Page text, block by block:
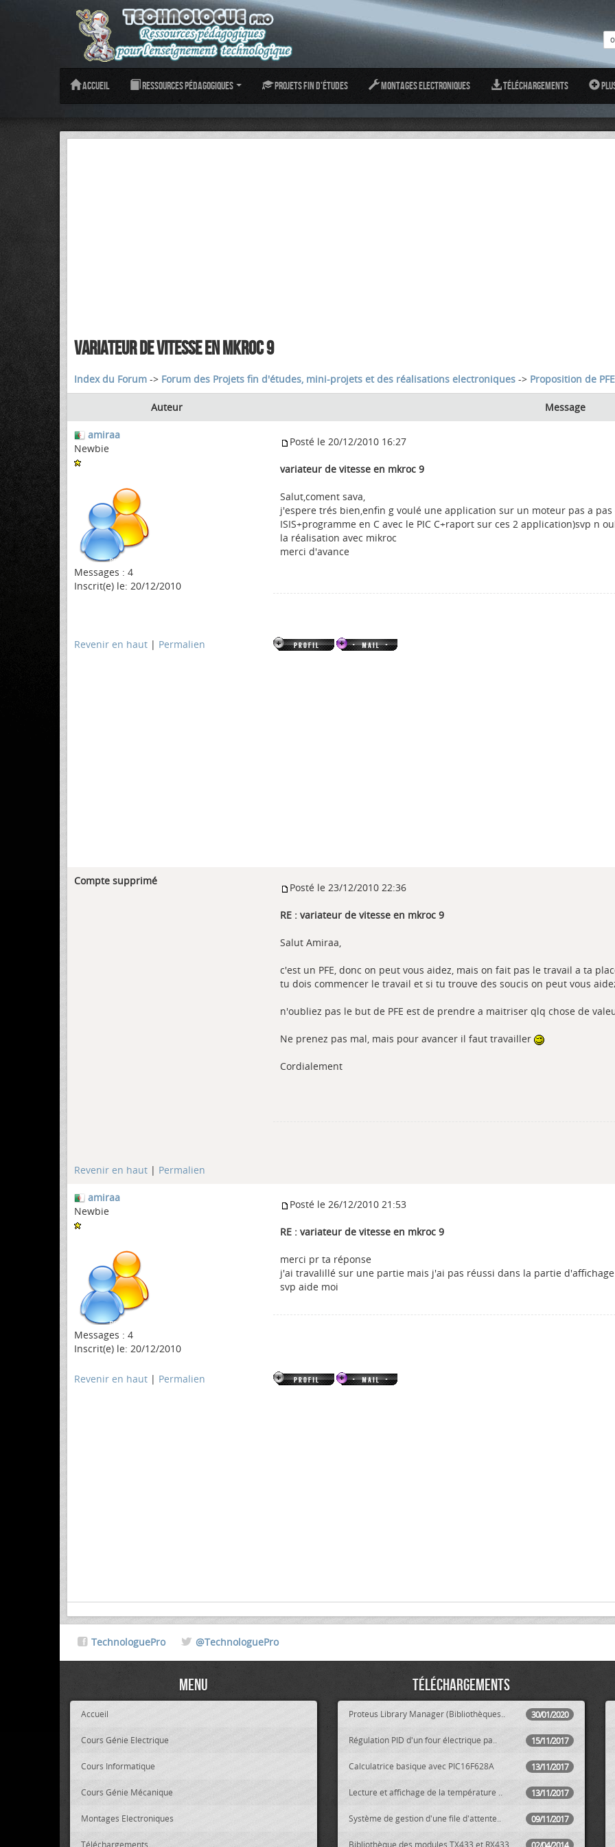
Accueil Ressources pédagogiques Projets fin d'études Montages Electroniques Téléchargements
VARIATEUR DE VITESSE EN MKROC 9
Index du Forum -> Forum des Projets fin d'études, mini-projets et des réalisations electroniques -> Proposition de PFE
Auteur Message
amiraa
Newbie
Messages : 4
Inscrit(e) le: 20/12/2010
Posté le 20/12/2010 16:27
variateur de vitesse en mkroc 9
Salut,coment sava,
j'espere trés bien,enfin g voulé une application sur un moteur pas a
ISIS+programme en C avec le PIC C+raport sur ces 2 application)svp n
la réalisation avec mikroc
merci d'avance
Revenir en haut | Permalien
Compte supprimé
Posté le 23/12/2010 22:36
RE : variateur de vitesse en mkroc 9
Salut Amiraa,
c'est un PFE, donc on peut vous aidez, mais on fait pas le travail a ta
tu dois commencer le travail et si tu trouve des soucis on peut vous
n'oubliez pas le but de PFE est de prendre a maitriser qlq chose de
Ne prenez pas mal, mais pour avancer il faut travailler
Cordialement
Revenir en haut | Permalien
amiraa
Newbie
Messages : 4
Inscrit(e) le: 20/12/2010
Posté le 26/12/2010 21:53
RE : variateur de vitesse en mkroc 9
merci pr ta réponse
j'ai travalillé sur une partie mais j'ai pas réussi dans la partie d'affichage
svp aide moi
Revenir en haut | Permalien
TechnologuePro @TechnologuePro
Menu
Accueil
Cours Génie Electrique
Cours Informatique
Cours Génie Mécanique
Montages Electroniques
Téléchargements
Téléchargements
30/01/2020
Proteus Library Manager (Bibliothèques..
15/11/2017
Régulation PID d'un four électrique pa..
13/11/2017
Calculatrice basique avec PIC16F628A
13/11/2017
Lecture et affichage de la température ..
09/11/2017
Système de gestion d'une file d'attente..
Bibliothèque des modules TX433 et RX433..